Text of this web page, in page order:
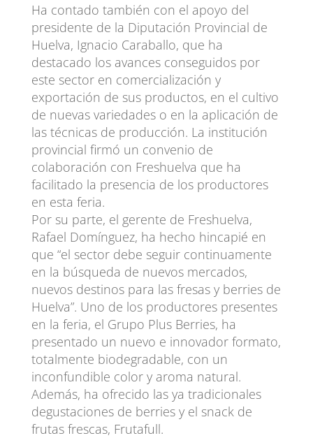
Ha contado también con el apoyo del
presidente de la Diputación Provincial de
Huelva, Ignacio Caraballo, que ha
destacado los avances conseguidos por
este sector en comercialización y
exportación de sus productos, en el cultivo
de nuevas variedades o en la aplicación de
las técnicas de producción. La institución
provincial firmó un convenio de
colaboración con Freshuelva que ha
facilitado la presencia de los productores
en esta feria.
Por su parte, el gerente de Freshuelva,
Rafael Domínguez, ha hecho hincapié en
que “el sector debe seguir continuamente
en la búsqueda de nuevos mercados,
nuevos destinos para las fresas y berries de
Huelva”. Uno de los productores presentes
en la feria, el Grupo Plus Berries, ha
presentado un nuevo e innovador formato,
totalmente biodegradable, con un
inconfundible color y aroma natural.
Además, ha ofrecido las ya tradicionales
degustaciones de berries y el snack de
frutas frescas, Frutafull.